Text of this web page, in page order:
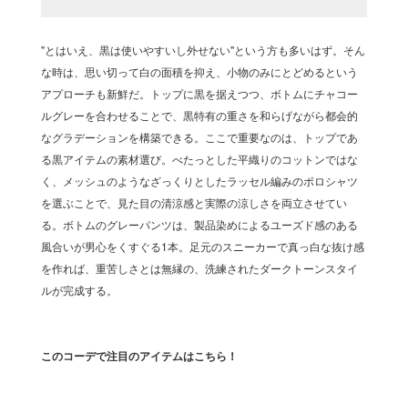
"とはいえ、黒は使いやすいし外せない"という方も多いはず。そん
な時は、思い切って白の面積を抑え、小物のみにとどめるという
アプローチも新鮮だ。トップに黒を据えつつ、ボトムにチャコー
ルグレーを合わせることで、黒特有の重さを和らげながら都会的
なグラデーションを構築できる。ここで重要なのは、トップであ
る黒アイテムの素材選び。べたっとした平織りのコットンではな
く、メッシュのようなざっくりとしたラッセル編みのポロシャツ
を選ぶことで、見た目の清涼感と実際の涼しさを両立させてい
る。ボトムのグレーパンツは、製品染めによるユーズド感のある
風合いが男心をくすぐる1本。足元のスニーカーで真っ白な抜け感
を作れば、重苦しさとは無縁の、洗練されたダークトーンスタイ
ルが完成する。
このコーデで注目のアイテムはこちら！